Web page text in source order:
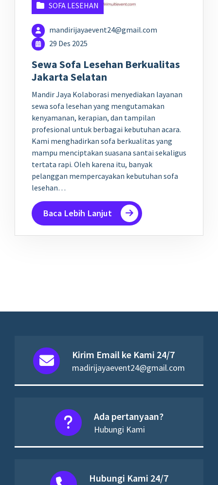
SOFA LESEHAN
mandirijayaevent24@gmail.com
29 Des 2025
Sewa Sofa Lesehan Berkualitas
Jakarta Selatan
Mandir Jaya Kolaborasi menyediakan layanan
sewa sofa lesehan yang mengutamakan
kenyamanan, kerapian, dan tampilan
profesional untuk berbagai kebutuhan acara.
Kami menghadirkan sofa berkualitas yang
mampu menciptakan suasana santai sekaligus
tertata rapi. Oleh karena itu, banyak
pelanggan mempercayakan kebutuhan sofa
lesehan…
Baca Lebih Lanjut
Kirim Email ke Kami 24/7
madirijayaevent24@gmail.com
Ada pertanyaan?
Hubungi Kami
Hubungi Kami 24/7